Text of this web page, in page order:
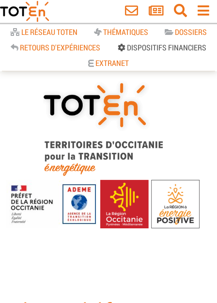
LE RÉSEAU TOTEN THÉMATIQUES
DOSSIERS
RETOURS D'EXPÉRIENCES
DISPOSITIFS FINANCIERS
EXTRANET
TOTEn Occitanie | Territoires
d’Occitanie pour la Transition
Energétique